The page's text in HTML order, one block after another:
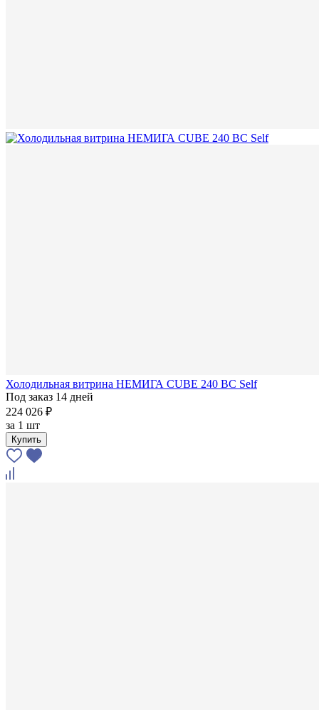
Холодильная витрина НЕМИГА CUBE 240 ВС Self
Под заказ 14 дней
224 026 ₽
за 1 шт
Купить